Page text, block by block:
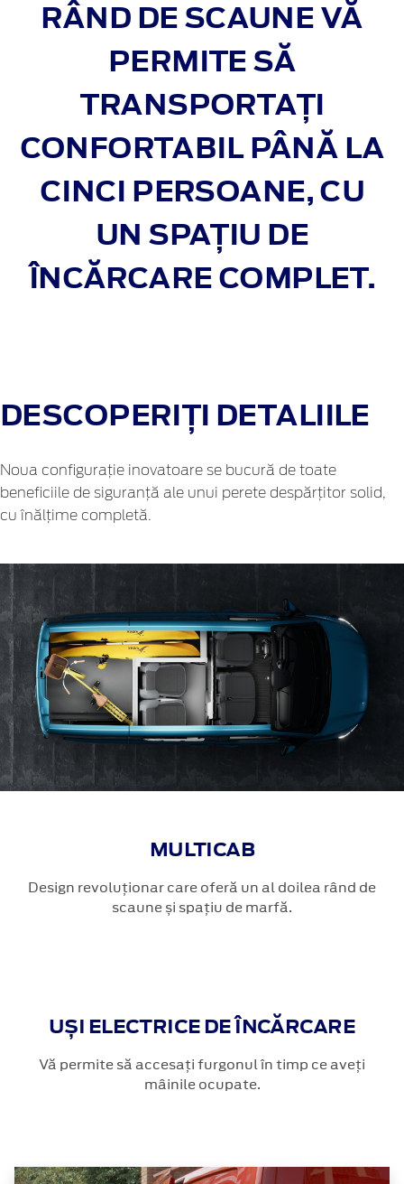
RÂND DE SCAUNE VĂ
PERMITE SĂ
TRANSPORTAȚI
CONFORTABIL PÂNĂ LA
CINCI PERSOANE, CU
UN SPAȚIU DE
ÎNCĂRCARE COMPLET.
DESCOPERIȚI DETALIILE
Noua configurație inovatoare se bucură de toate
beneficiile de siguranță ale unui perete despărțitor solid,
cu înălțime completă.
MULTICAB
Design revoluționar care oferă un al doilea rând de
scaune și spațiu de marfă.
UȘI ELECTRICE DE ÎNCĂRCARE
Vă permite să accesați furgonul în timp ce aveți
mâinile ocupate.